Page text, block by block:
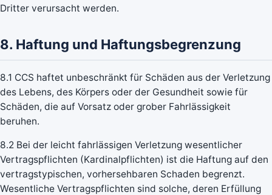
Dritter verursacht werden.
8. Haftung und Haftungsbegrenzung
8.1 CCS haftet unbeschränkt für Schäden aus der Verletzung
des Lebens, des Körpers oder der Gesundheit sowie für
Schäden, die auf Vorsatz oder grober Fahrlässigkeit
beruhen.
8.2 Bei der leicht fahrlässigen Verletzung wesentlicher
Vertragspflichten (Kardinalpflichten) ist die Haftung auf den
vertragstypischen, vorhersehbaren Schaden begrenzt.
Wesentliche Vertragspflichten sind solche, deren Erfüllung